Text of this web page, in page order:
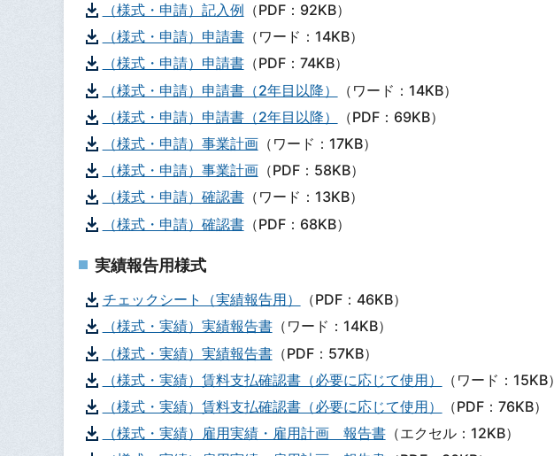
（様式・申請）記入例 （PDF：92KB）
（様式・申請）申請書（ワード：14KB）
（様式・申請）申請書（PDF：74KB）
（様式・申請）申請書（2年目以降）
（ワード：14KB）
（様式・申請）申請書（2年目以降）
（PDF：69KB）
（様式・申請）事業計画（ワード：17KB）
（様式・申請）事業計画（PDF：58KB）
（様式・申請）確認書（ワード：13KB）
（様式・申請）確認書（PDF：68KB）
実績報告用様式
チェックシート（実績報告用）
（PDF：46KB）
（様式・実績）実績報告書（ワード：14KB）
（様式・実績）実績報告書（PDF：57KB）
（様式・実績）賃料支払確認書（必要に応じて使用）
（ワード：15KB）
（様式・実績）賃料支払確認書（必要に応じて使用）
（PDF：76KB）
（様式・実績）雇用実績・雇用計画 報告書（エクセル：12KB）